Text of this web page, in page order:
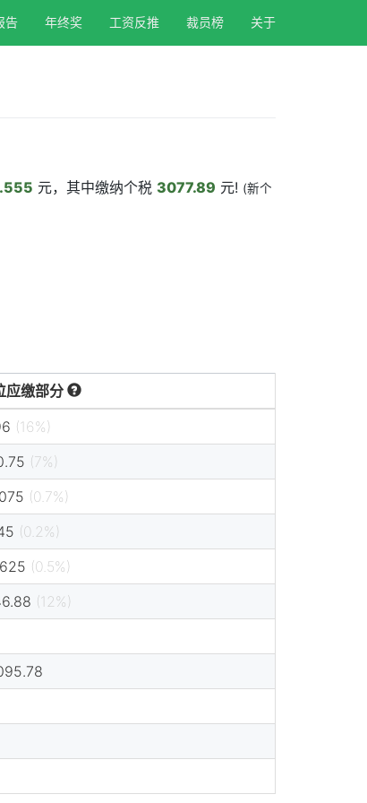
告 年终奖 工资反推 裁员榜 关于
元，其中缴纳个税 3077.89 元! (新个
应缴部分
(16%)
(7%)
(0.7%)
(0.2%)
(0.5%)
(12%)